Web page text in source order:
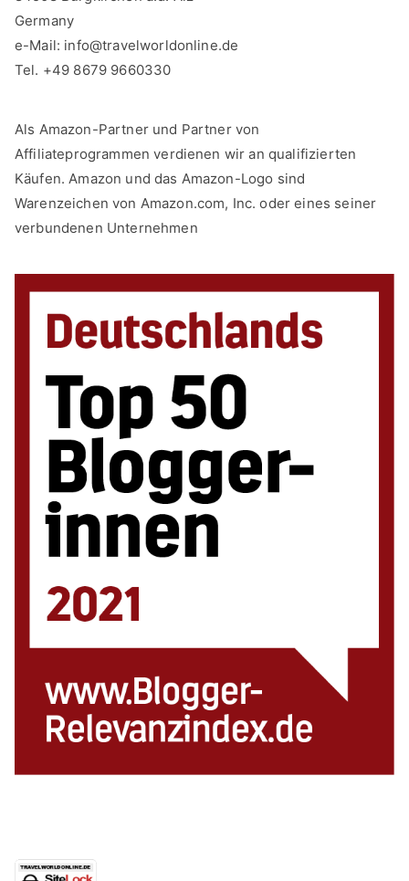
Germany
e-Mail: info@travelworldonline.de
Tel. +49 8679 9660330
Als Amazon-Partner und Partner von
Affiliateprogrammen verdienen wir an qualifizierten
Käufen. Amazon und das Amazon-Logo sind
Warenzeichen von Amazon.com, Inc. oder eines seiner
verbundenen Unternehmen